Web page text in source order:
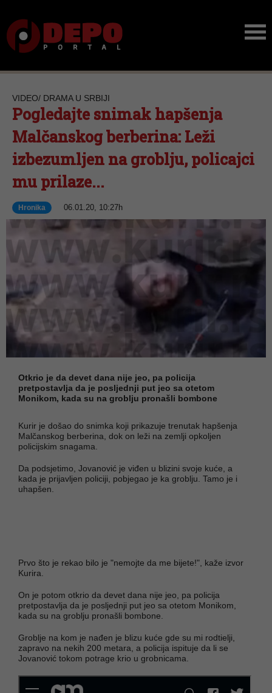
VIDEO/ DRAMA U SRBIJI
Pogledajte snimak hapšenja
Malčanskog berberina: Leži
izbezumljen na groblju, policajci
mu prilaze...
Hronika 06.01.20, 10:27h
Otkrio je da devet dana nije jeo, pa policija
pretpostavlja da je posljednji put jeo sa otetom
Monikom, kada su na groblju pronašli bombone
Kurir je došao do snimka koji prikazuje trenutak hapšenja
Malčanskog berberina, dok on leži na zemlji opkoljen
policijskim snagama.
Da podsjetimo, Jovanović je viđen u blizini svoje kuće, a
kada je prijavljen policiji, pobjegao je ka groblju. Tamo je i
uhapšen.
Prvo što je rekao bilo je "nemojte da me bijete!", kaže izvor
Kurira.
On je potom otkrio da devet dana nije jeo, pa policija
pretpostavlja da je posljednji put jeo sa otetom Monikom,
kada su na groblju pronašli bombone.
Groblje na kom je nađen je blizu kuće gde su mi rodtielji,
zapravo na nekih 200 metara, a policija ispituje da li se
Jovanović tokom potrage krio u grobnicama.